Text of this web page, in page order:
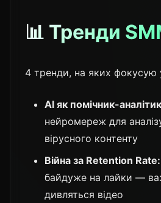
📊 Тренди
4 тренди, на яких фокусую
AI як помічник-
нейромереж для
вірусного контенту
Війна за Retention Rate:
байдуже на лайки —
дивляться відео